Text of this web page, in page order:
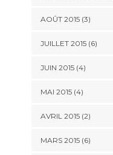
AOÛT 2015(3)
JUILLET 2015(6)
JUIN 2015(4)
MAI 2015(4)
AVRIL 2015(2)
MARS 2015(6)